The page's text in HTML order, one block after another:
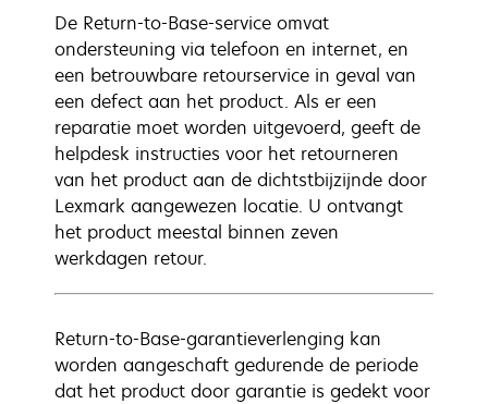
De Return-to-Base-service omvat
ondersteuning via telefoon en internet, en
een betrouwbare retourservice in geval van
een defect aan het product. Als er een
reparatie moet worden uitgevoerd, geeft de
helpdesk instructies voor het retourneren
van het product aan de dichtstbijzijnde door
Lexmark aangewezen locatie. U ontvangt
het product meestal binnen zeven
werkdagen retour.
Return-to-Base-garantieverlenging kan
worden aangeschaft gedurende de periode
dat het product door garantie is gedekt voor